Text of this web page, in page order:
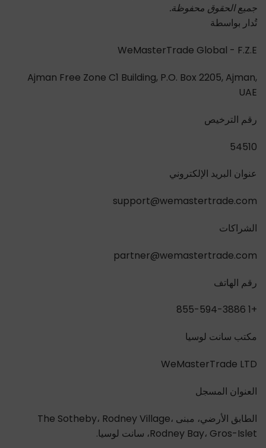
جميع الحقوق محفوظة.
تُدار بواسطة
WeMasterTrade Global - F.Z.E
Ajman Free Zone C1 Building, P.O. Box 2205, Ajman,
UAE
رقم الترخيص
54510
عنوان البريد الإلكتروني
support@wemastertrade.com
الشراكات
partner@wemastertrade.com
رقم الهاتف
+1 855-594-3886
مكتب سانت لوسيا
WeMasterTrade LTD
العنوان المسجل
الطابق الأرضي، مبنى The Sotheby، Rodney Village،
Rodney Bay، Gros-Islet، سانت لوسيا.